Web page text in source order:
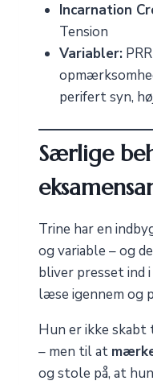
Incarnation
Tension
Variabler:
perifert syn,
Særlige
Trine har en
og variable – og
bliver presset ind
læse igennem og
Hun er ikke
– men til at
og stole på, at